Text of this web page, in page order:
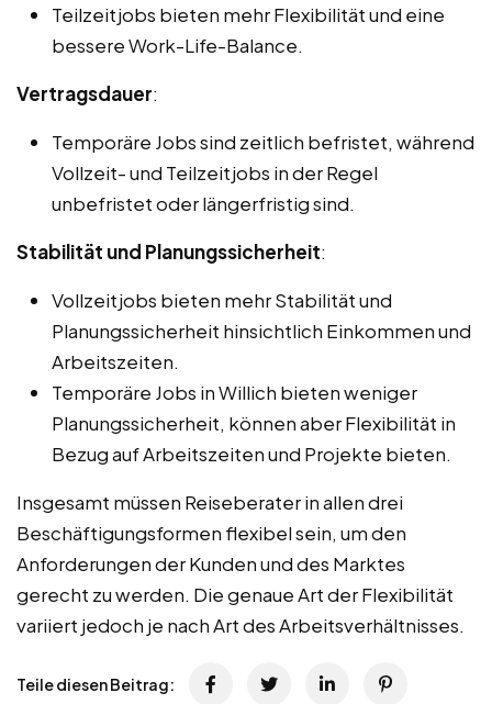
Teilzeitjobs bieten mehr Flexibilität und eine
bessere Work-Life-Balance.
Vertragsdauer:
Temporäre Jobs sind zeitlich befristet, während
Vollzeit- und Teilzeitjobs in der Regel
unbefristet oder längerfristig sind.
Stabilität und Planungssicherheit:
Vollzeitjobs bieten mehr Stabilität und
Planungssicherheit hinsichtlich Einkommen und
Arbeitszeiten.
Temporäre Jobs in Willich bieten weniger
Planungssicherheit, können aber Flexibilität in
Bezug auf Arbeitszeiten und Projekte bieten.
Insgesamt müssen Reiseberater in allen drei
Beschäftigungsformen flexibel sein, um den
Anforderungen der Kunden und des Marktes
gerecht zu werden. Die genaue Art der Flexibilität
variiert jedoch je nach Art des Arbeitsverhältnisses.
Teile diesen Beitrag: